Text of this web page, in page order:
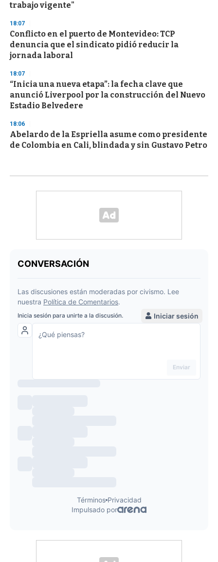
trabajo vigente"
18:07
Conflicto en el puerto de Montevideo: TCP
denuncia que el sindicato pidió reducir la
jornada laboral
18:07
“Inicia una nueva etapa”: la fecha clave que
anunció Liverpool por la construcción del Nuevo
Estadio Belvedere
18:06
Abelardo de la Espriella asume como presidente
de Colombia en Cali, blindada y sin Gustavo Petro